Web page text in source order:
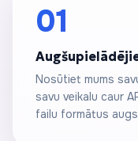
01
Nosūtiet mums
savu veikalu caur
failu formātus